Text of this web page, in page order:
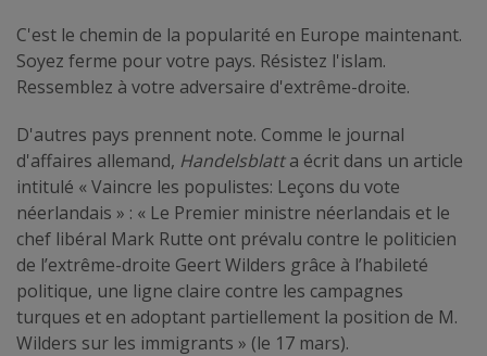
C'est le chemin de la popularité en Europe maintenant.
Soyez ferme pour votre pays. Résistez l'islam.
Ressemblez à votre adversaire d'extrême-droite.
D'autres pays prennent note. Comme le journal
d'affaires allemand, Handelsblatta écrit dans un article
intitulé « Vaincre les populistes: Leçons du vote
néerlandais » : « Le Premier ministre néerlandais et le
chef libéral Mark Rutte ont prévalu contre le politicien
de l’extrême-droite Geert Wilders grâce à l’habileté
politique, une ligne claire contre les campagnes
turques et en adoptant partiellement la position de M.
Wilders sur les immigrants » (le 17 mars).